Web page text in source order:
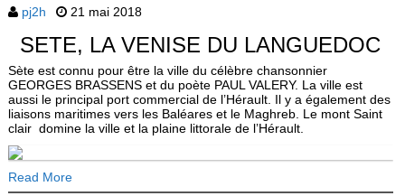
pj2h 21 mai 2018
SETE, LA VENISE DU LANGUEDOC
Sète est connu pour être la ville du célèbre chansonnier
GEORGES BRASSENS et du poète PAUL VALERY. La ville est
aussi le principal port commercial de l’Hérault. Il y a également des
liaisons maritimes vers les Baléares et le Maghreb. Le mont Saint
clair domine la ville et la plaine littorale de l’Hérault.
Read More